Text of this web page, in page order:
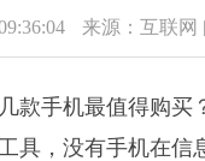
来源：互联网
款手机最值得购
具，没有手机在信